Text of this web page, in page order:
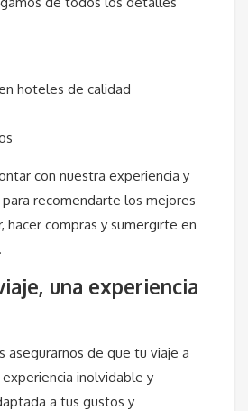
hoteles de calidad
con nuestra experiencia y
recomendarte los mejores
hacer compras y sumergirte en
una experiencia
asegurarnos de que tu viaje a
inolvidable y
a tus gustos y